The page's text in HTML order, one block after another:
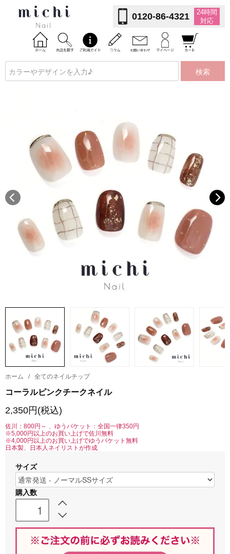
0120-86-4321
24時間
対応
検索
ホーム / 全てのネイルチップ
コーラルピンクチークネイル
2,350円(税込)
佐川：800円～ 、ゆうパケット：全国一律350円
※5,000円以上のお買い上げで佐川無料
※4,000円以上のお買い上げでゆうパケット無料
日本製、日本人ネイリストが作成
サイズ
購入数